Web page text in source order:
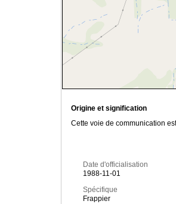
Origine et signification
Cette voie de communication
Date d'officialisation
1988-11-01
Spécifique
Frappier